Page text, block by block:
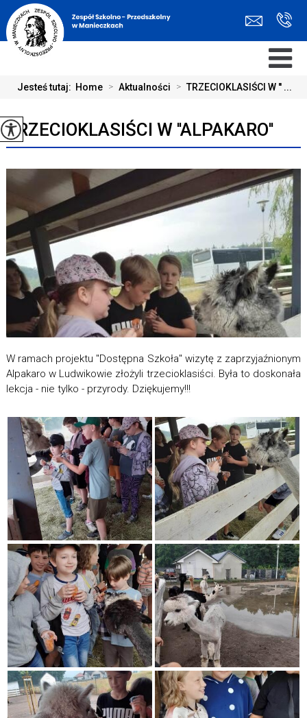
Jesteś tutaj: Home > Aktualności > TRZECIOKLASIŚCI W '' ...
TRZECIOKLASIŚCI W ''ALPAKARO''
W ramach projektu "Dostępna Szkoła" wizytę z zaprzyjaźnionym
Alpakaro w Ludwikowie złożyli trzecioklasiści. Była to doskonała
lekcja - nie tylko - przyrody. Dziękujemy!!!